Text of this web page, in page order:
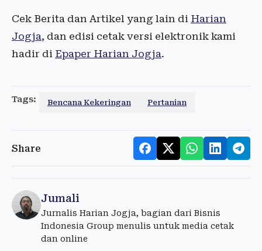
Cek Berita dan Artikel yang lain di Harian
Jogja, dan edisi cetak versi elektronik kami
hadir di Epaper Harian Jogja.
Tags: Bencana Kekeringan Pertanian
Share
Jumali
Jurnalis Harian Jogja, bagian dari Bisnis
Indonesia Group menulis untuk media cetak
dan online